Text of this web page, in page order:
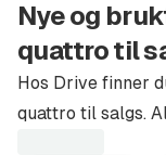
Nye og
quattro til
Hos Drive finner
quattro til salgs.